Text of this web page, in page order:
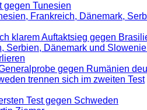
gegen Tunesien
Frankreich, Dänemark,
klarem Auftaktsieg gegen
Serbien, Dänemark und
gegen Rumänien
trennen sich im zweiten Test
Test gegen Schweden